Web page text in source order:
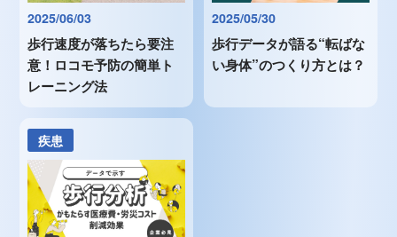
2025/06/03
歩行速度が落ちたら要注
意！ロコモ予防の簡単ト
レーニング法
2025/05/30
歩行データが語る“転ばな
い身体”のつくり方とは？
疾患